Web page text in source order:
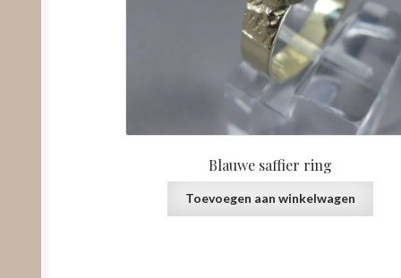
Blauwe saffier ring
Toevoegen aan winkelwagen